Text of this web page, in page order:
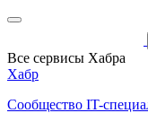
Все сервисы Хабра
Хабр
Сообщество IT-